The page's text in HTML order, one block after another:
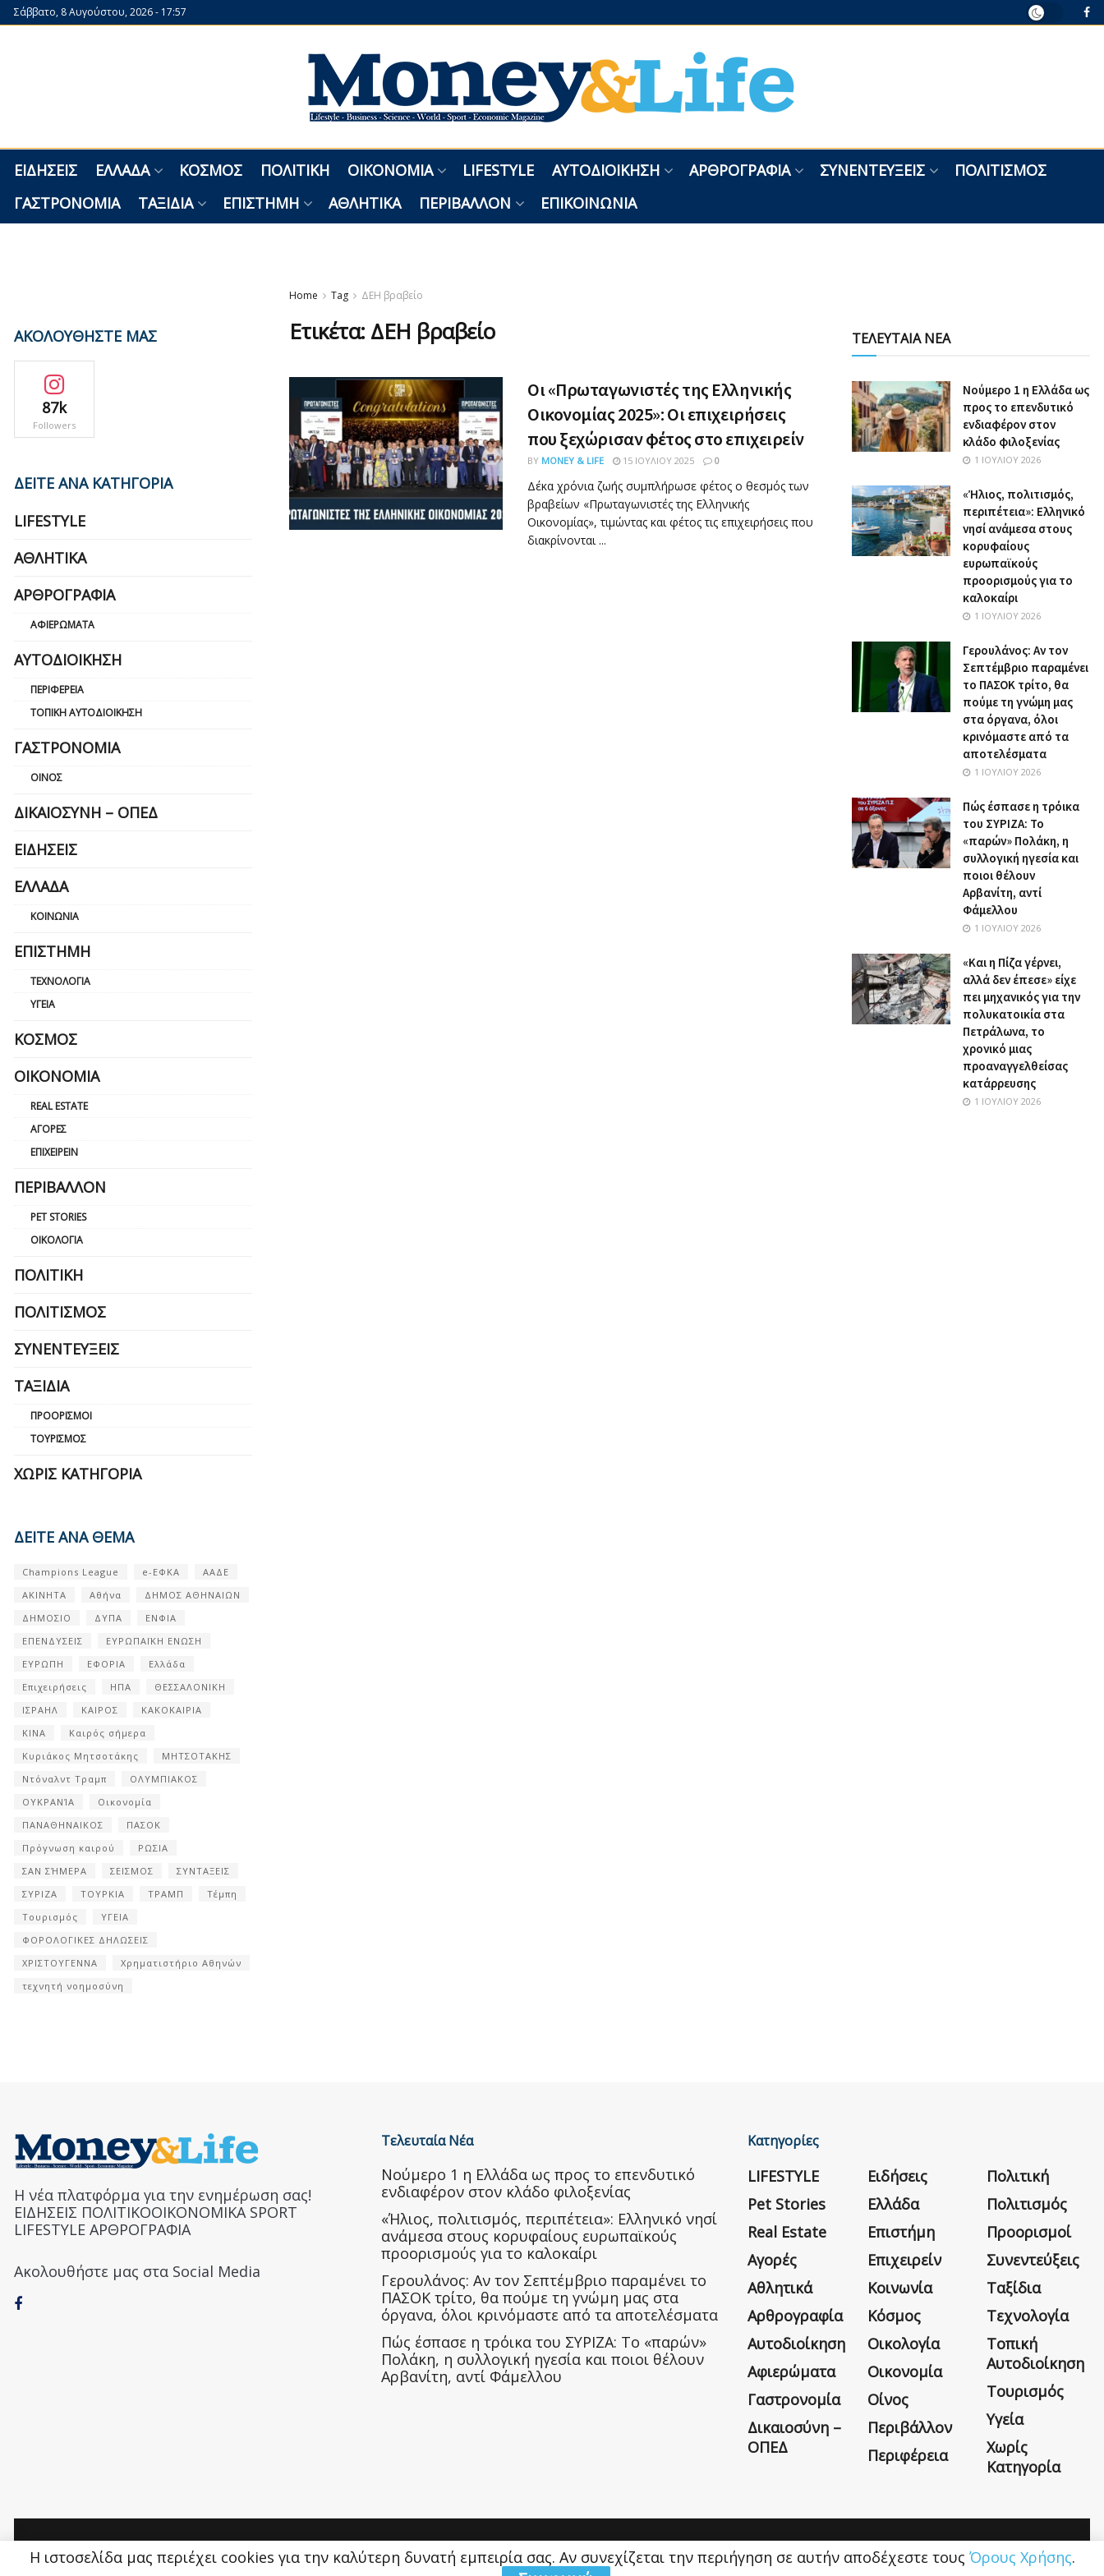
Σάββατο, 8 Αυγούστου, 2026 - 17:57
ΕΙΔΉΣΕΙΣ ΕΛΛΆΔΑ ΚΌΣΜΟΣ ΠΟΛΙΤΙΚΉ ΟΙΚΟΝΟΜΊΑ LIFESTYLE ΑΥΤΟΔΙΟΊΚΗΣΗ ΑΡΘΡΟΓΡΑΦΊΑ ΣΥΝΕΝΤΕΎΞΕΙΣ
ΠΟΛΙΤΙΣΜΌΣ
ΓΑΣΤΡΟΝΟΜΊΑ
ΤΑΞΊΔΙΑ ΕΠΙΣΤΉΜΗ ΑΘΛΗΤΙΚΆ ΠΕΡΙΒΆΛΛΟΝ ΕΠΙΚΟΙΝΩΝΊΑ
Home Tag ΔΕΗ βραβείο
Ετικέτα: ΔΕΗ βραβείο
Οι «Πρωταγωνιστές της Ελληνικής
Οικονομίας 2025»: Οι επιχειρήσεις
που ξεχώρισαν φέτος στο επιχειρείν
BY MONEY & LIFE 15 ΙΟΥΛΊΟΥ 2025 0
Δέκα χρόνια ζωής συμπλήρωσε φέτος ο θεσμός των
βραβείων «Πρωταγωνιστές της Ελληνικής
Οικονομίας», τιμώντας και φέτος τις επιχειρήσεις που
διακρίνονται ...
ΑΚΟΛΟΥΘΗΣΤΕ ΜΑΣ
87k
Followers
ΔΕΙΤΕ ΑΝΑ ΚΑΤΗΓΟΡΙΑ
LIFESTYLE
ΑΘΛΗΤΙΚΆ
ΑΡΘΡΟΓΡΑΦΊΑ
ΑΦΙΕΡΏΜΑΤΑ
ΑΥΤΟΔΙΟΊΚΗΣΗ
ΠΕΡΙΦΈΡΕΙΑ
ΤΟΠΙΚΉ ΑΥΤΟΔΙΟΊΚΗΣΗ
ΓΑΣΤΡΟΝΟΜΊΑ
ΟΊΝΟΣ
ΔΙΚΑΙΟΣΎΝΗ – ΟΠΕΔ
ΕΙΔΉΣΕΙΣ
ΕΛΛΆΔΑ
ΚΟΙΝΩΝΊΑ
ΕΠΙΣΤΉΜΗ
ΤΕΧΝΟΛΟΓΊΑ
ΥΓΕΊΑ
ΚΌΣΜΟΣ
ΟΙΚΟΝΟΜΊΑ
REAL ESTATE
ΑΓΟΡΈΣ
ΕΠΙΧΕΙΡΕΊΝ
ΠΕΡΙΒΆΛΛΟΝ
PET STORIES
ΟΙΚΟΛΟΓΊΑ
ΠΟΛΙΤΙΚΉ
ΠΟΛΙΤΙΣΜΌΣ
ΣΥΝΕΝΤΕΎΞΕΙΣ
ΤΑΞΊΔΙΑ
ΠΡΟΟΡΙΣΜΟΊ
ΤΟΥΡΙΣΜΌΣ
ΧΩΡΊΣ ΚΑΤΗΓΟΡΊΑ
ΔΕΙΤΕ ΑΝΑ ΘΕΜΑ
Champions League e-ΕΦΚΑ
ΑΑΔΕ
ΑΚΙΝΗΤΑ
Αθήνα
ΔΗΜΟΣ ΑΘΗΝΑΙΩΝ
ΔΗΜΟΣΙΟ
ΔΥΠΑ
ΕΝΦΙΑ
ΕΠΕΝΔΥΣΕΙΣ
ΕΥΡΩΠΑΪΚΗ ΕΝΩΣΗ
ΕΥΡΩΠΗ
ΕΦΟΡΙΑ
Ελλάδα
Επιχειρήσεις
ΗΠΑ
ΘΕΣΣΑΛΟΝΙΚΗ
ΙΣΡΑΗΛ
ΚΑΙΡΟΣ
ΚΑΚΟΚΑΙΡΙΑ
ΚΙΝΑ
Καιρός σήμερα
Κυριάκος Μητσοτάκης
ΜΗΤΣΟΤΑΚΗΣ
Ντόναλντ Τραμπ
ΟΛΥΜΠΙΑΚΟΣ
ΟΥΚΡΑΝΊΑ
Οικονομία
ΠΑΝΑΘΗΝΑΙΚΟΣ
ΠΑΣΟΚ
Πρόγνωση καιρού
ΡΩΣΙΑ
ΣΑΝ ΣΉΜΕΡΑ
ΣΕΙΣΜΟΣ
ΣΥΝΤΑΞΕΙΣ
ΣΥΡΙΖΑ
ΤΟΥΡΚΙΑ ΤΡΑΜΠ
Τέμπη
Τουρισμός
ΥΓΕΙΑ
ΦΟΡΟΛΟΓΙΚΕΣ ΔΗΛΩΣΕΙΣ
ΧΡΙΣΤΟΥΓΕΝΝΑ
Χρηματιστήριο Αθηνών
τεχνητή νοημοσύνη
ΤΕΛΕΥΤΑΙΑ ΝΕΑ
Nούμερο 1 η Ελλάδα ως
προς το επενδυτικό
ενδιαφέρον στον
κλάδο φιλοξενίας
1 ΙΟΥΛΊΟΥ 2026
«Ήλιος, πολιτισμός,
περιπέτεια»: Ελληνικό
νησί ανάμεσα στους
κορυφαίους
ευρωπαϊκούς
προορισμούς για το
καλοκαίρι
1 ΙΟΥΛΊΟΥ 2026
Γερουλάνος: Αν τον
Σεπτέμβριο παραμένει
το ΠΑΣΟΚ τρίτο, θα
πούμε τη γνώμη μας
στα όργανα, όλοι
κρινόμαστε από τα
αποτελέσματα
1 ΙΟΥΛΊΟΥ 2026
Πώς έσπασε η τρόικα
του ΣΥΡΙΖΑ: Το
«παρών» Πολάκη, η
συλλογική ηγεσία και
ποιοι θέλουν
Αρβανίτη, αντί
Φάμελλου
1 ΙΟΥΛΊΟΥ 2026
«Και η Πίζα γέρνει,
αλλά δεν έπεσε» είχε
πει μηχανικός για την
πολυκατοικία στα
Πετράλωνα, το
χρονικό μιας
προαναγγελθείσας
κατάρρευσης
1 ΙΟΥΛΊΟΥ 2026
Η νέα πλατφόρμα για την ενημέρωση σας!
ΕΙΔΗΣΕΙΣ ΠΟΛΙΤΙΚΟΟΙΚΟΝΟΜΙΚΑ SPORT
LIFESTYLE ΑΡΘΡΟΓΡΑΦΙΑ
Ακολουθήστε μας στα Social Media
Τελευταία Νέα
Nούμερο 1 η Ελλάδα ως προς το επενδυτικό
ενδιαφέρον στον κλάδο φιλοξενίας
«Ήλιος, πολιτισμός, περιπέτεια»: Ελληνικό νησί
ανάμεσα στους κορυφαίους ευρωπαϊκούς
προορισμούς για το καλοκαίρι
Γερουλάνος: Αν τον Σεπτέμβριο παραμένει το
ΠΑΣΟΚ τρίτο, θα πούμε τη γνώμη μας στα
όργανα, όλοι κρινόμαστε από τα αποτελέσματα
Πώς έσπασε η τρόικα του ΣΥΡΙΖΑ: Το «παρών»
Πολάκη, η συλλογική ηγεσία και ποιοι θέλουν
Αρβανίτη, αντί Φάμελλου
Κατηγορίες
LIFESTYLE
Pet Stories
Real Estate
Αγορές
Αθλητικά
Αρθρογραφία
Αυτοδιοίκηση
Αφιερώματα
Γαστρονομία
Δικαιοσύνη –
ΟΠΕΔ
Ειδήσεις
Ελλάδα
Επιστήμη
Επιχειρείν
Κοινωνία
Κόσμος
Οικολογία
Οικονομία
Οίνος
Περιβάλλον
Περιφέρεια
Πολιτική
Πολιτισμός
Προορισμοί
Συνεντεύξεις
Ταξίδια
Τεχνολογία
Τοπική
Αυτοδιοίκηση
Τουρισμός
Υγεία
Χωρίς
Κατηγορία
Η εταιρεία Όροι Χρήσης Επικοινωνία
Η ιστοσελίδα μας περιέχει cookies για την καλύτερη δυνατή εμπειρία σας. Αν συνεχίζεται την περιήγηση σε αυτήν αποδέχεστε τους Όρους Χρήσης.